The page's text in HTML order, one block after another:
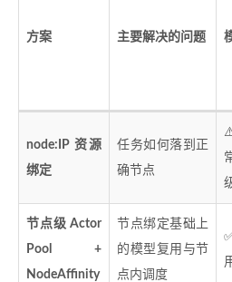
方案 主要解决的问题
node:IP 资源
绑定
任务如何落到正
确节点
节点级 Actor
Pool +
NodeAffinity
节点绑定基础上
的模型复用与节
点内调度